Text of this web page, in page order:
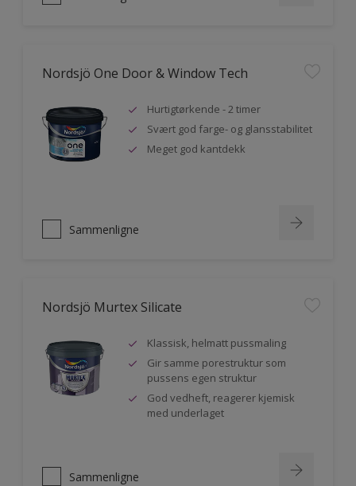
Nordsjö One Door & Window Tech
Hurtigtørkende - 2 timer
Svært god farge- og glansstabilitet
Meget god kantdekk
Sammenligne
Nordsjö Murtex Silicate
Klassisk, helmatt pussmaling
Gir samme porestruktur som
pussens egen struktur
God vedheft, reagerer kjemisk
med underlaget
Sammenligne